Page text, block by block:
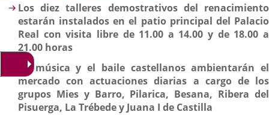
Descripción
Los diez talleres demostrativos del renacimiento
estarán instalados en el patio principal del Palacio
Real con visita libre de 11.00 a 14.00 y de 18.00 a
21.00 horas
La música y el baile castellanos ambientarán el
mercado con actuaciones diarias a cargo de los
grupos Mies y Barro, Pilarica, Besana, Ribera del
Pisuerga, La Trébede y Juana I de Castilla